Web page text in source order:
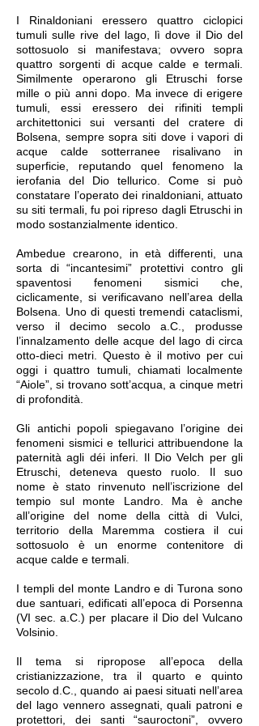
I Rinaldoniani eressero quattro ciclopici
tumuli sulle rive del lago, lì dove il Dio del
sottosuolo si manifestava; ovvero sopra
quattro sorgenti di acque calde e termali.
Similmente operarono gli Etruschi forse
mille o più anni dopo. Ma invece di erigere
tumuli, essi eressero dei rifiniti templi
architettonici sui versanti del cratere di
Bolsena, sempre sopra siti dove i vapori di
acque calde sotterranee risalivano in
superficie, reputando quel fenomeno la
ierofania del Dio tellurico. Come si può
constatare l’operato dei rinaldoniani, attuato
su siti termali, fu poi ripreso dagli Etruschi in
modo sostanzialmente identico.
Ambedue crearono, in età differenti, una
sorta di “incantesimi” protettivi contro gli
spaventosi fenomeni sismici che,
ciclicamente, si verificavano nell’area della
Bolsena. Uno di questi tremendi cataclismi,
verso il decimo secolo a.C., produsse
l’innalzamento delle acque del lago di circa
otto-dieci metri. Questo è il motivo per cui
oggi i quattro tumuli, chiamati localmente
“Aiole”, si trovano sott’acqua, a cinque metri
di profondità.
Gli antichi popoli spiegavano l’origine dei
fenomeni sismici e tellurici attribuendone la
paternità agli déi inferi. Il Dio Velch per gli
Etruschi, deteneva questo ruolo. Il suo
nome è stato rinvenuto nell’iscrizione del
tempio sul monte Landro. Ma è anche
all’origine del nome della città di Vulci,
territorio della Maremma costiera il cui
sottosuolo è un enorme contenitore di
acque calde e termali.
I templi del monte Landro e di Turona sono
due santuari, edificati all’epoca di Porsenna
(VI sec. a.C.) per placare il Dio del Vulcano
Volsinio.
Il tema si ripropose all’epoca della
cristianizzazione, tra il quarto e quinto
secolo d.C., quando ai paesi situati nell’area
del lago vennero assegnati, quali patroni e
protettori, dei santi “sauroctoni”, ovvero